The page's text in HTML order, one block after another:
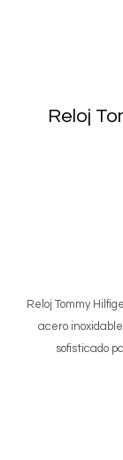
Reloj
Reloj Tommy
acero
sofisticado